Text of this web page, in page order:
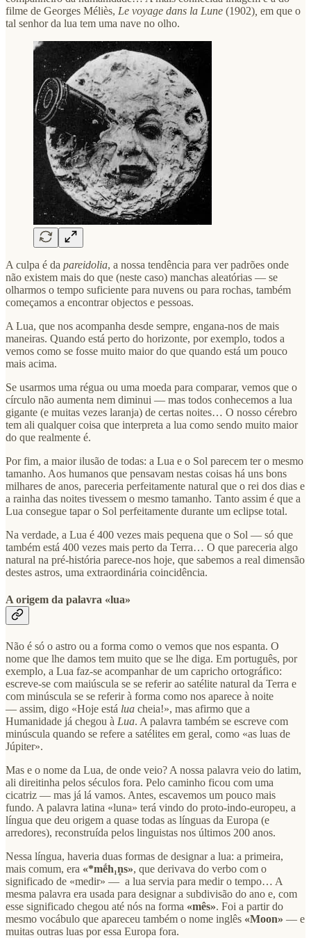
filme de Georges Méliès, Le voyage dans la Lune (1902) em que o
tal senhor da lua tem uma nave no olho.
A culpa é da pareidolia, a nossa tendência para ver padrões onde
não existem mais do que (neste caso) manchas aleatórias — se
olharmos o tempo suficiente para nuvens ou para rochas, também
começamos a encontrar objectos e pessoas.
A Lua, que nos acompanha desde sempre, engana-nos de mais
maneiras. Quando está perto do horizonte, por exemplo, todos a
vemos como se fosse muito maior do que quando está um pouco
mais acima.
Se usarmos uma régua ou uma moeda para comparar, vemos que o
círculo não aumenta nem diminui — mas todos conhecemos a lua
gigante (e muitas vezes laranja) de certas noites… O nosso cérebro
tem ali qualquer coisa que interpreta a lua como sendo muito maior
do que realmente é.
Por fim, a maior ilusão de todas: a Lua e o Sol parecem ter o mesmo
tamanho. Aos humanos que pensavam nestas coisas há uns bons
milhares de anos, pareceria perfeitamente natural que o rei dos dias e
a rainha das noites tivessem o mesmo tamanho. Tanto assim é que a
Lua consegue tapar o Sol perfeitamente durante um eclipse total.
Na verdade, a Lua é 400 vezes mais pequena que o Sol — só que
também está 400 vezes mais perto da Terra… O que pareceria algo
natural na pré-história parece-nos hoje, que sabemos a real dimensão
destes astros, uma extraordinária coincidência.
A origem da palavra «lua»
Não é só o astro ou a forma como o vemos que nos espanta. O
nome que lhe damos tem muito que se lhe diga. Em português, por
exemplo, a Lua faz-se acompanhar de um capricho ortográfico:
escreve-se com maiúscula se se referir ao satélite natural da Terra e
com minúscula se se referir à forma como nos aparece à noite
— assim, digo «Hoje está lua cheia!», mas afirmo que a
Humanidade já chegou à Lua. A palavra também se escreve com
minúscula quando se refere a satélites em geral, como «as luas de
Júpiter».
Mas e o nome da Lua, de onde veio? A nossa palavra veio do latim,
ali direitinha pelos séculos fora. Pelo caminho ficou com uma
cicatriz — mas já lá vamos. Antes, escavemos um pouco mais
fundo. A palavra latina «luna» terá vindo do proto-indo-europeu, a
língua que deu origem a quase todas as línguas da Europa (e
arredores), reconstruída pelos linguistas nos últimos 200 anos.
Nessa língua, haveria duas formas de designar a lua: a primeira,
mais comum, era «*mḗh₁n̥s», que derivava do verbo com o
significado de «medir» — a lua servia para medir o tempo… A
mesma palavra era usada para designar a subdivisão do ano e, com
esse significado chegou até nós na forma «mês». Foi a partir do
mesmo vocábulo que apareceu também o nome inglês «Moon» — e
muitas outras luas por essa Europa fora.